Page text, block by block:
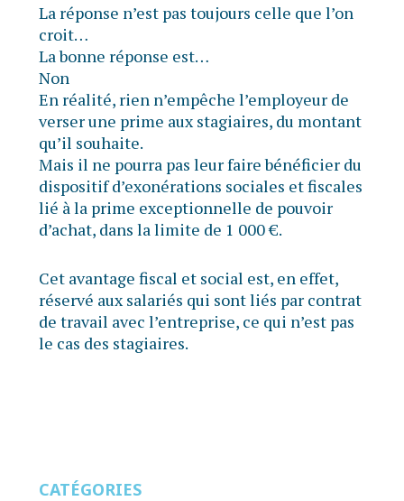
La réponse n’est pas toujours celle que l’on
croit…
La bonne réponse est…
Non
En réalité, rien n’empêche l’employeur de
verser une prime aux stagiaires, du montant
qu’il souhaite.
Mais il ne pourra pas leur faire bénéficier du
dispositif d’exonérations sociales et fiscales
lié à la prime exceptionnelle de pouvoir
d’achat, dans la limite de 1 000 €.
Cet avantage fiscal et social est, en effet,
réservé aux salariés qui sont liés par contrat
de travail avec l’entreprise, ce qui n’est pas
le cas des stagiaires.
CATÉGORIES